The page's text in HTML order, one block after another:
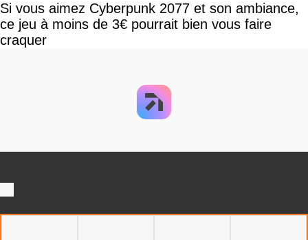
Si vous aimez Cyberpunk 2077 et son ambiance,
ce jeu à moins de 3€ pourrait bien vous faire
craquer